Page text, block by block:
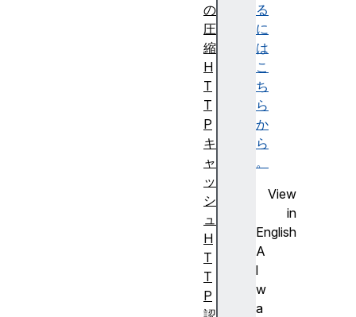
る
に
は
こ
ち
ら
か
ら
。
View
in
English
A
l
w
a
の
圧
縮
H
T
T
P
キ
ャ
ッ
シ
ュ
H
T
T
P